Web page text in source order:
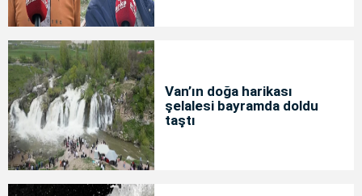
Van’ın doğa harikası
şelalesi bayramda doldu
taştı